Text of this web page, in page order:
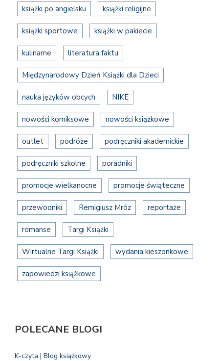
książki po angielsku książki religijne
książki sportowe książki w pakiecie
kulinarne literatura faktu
Międzynarodowy Dzień Książki dla Dzieci
nauka języków obcych NIKE
nowości komiksowe nowości książkowe
outlet podróże podręczniki akademickie
podręczniki szkolne poradniki
promocje wielkanocne promocje świąteczne
przewodniki Remigiusz Mróz reportaże
romanse Targi Książki
Wirtualne Targi Książki wydania kieszonkowe
zapowiedzi książkowe
POLECANE BLOGI
K-czyta | Blog książkowy